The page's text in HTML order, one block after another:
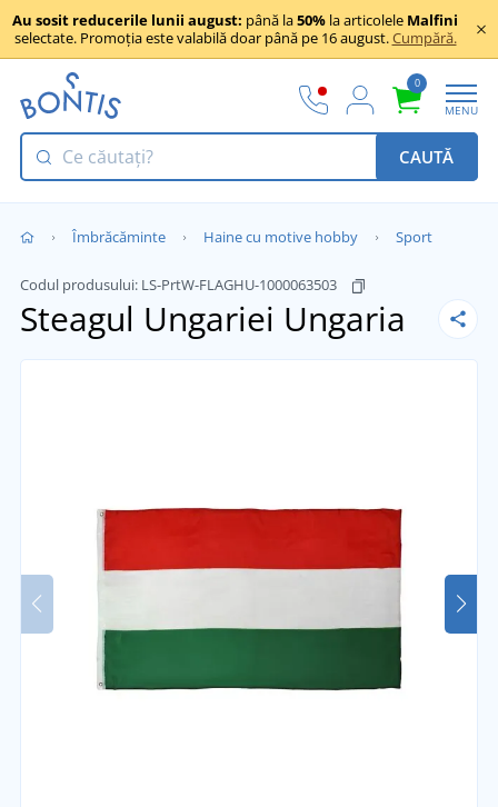
Au sosit reducerile lunii august: până la50% la articolele Malfini
selectate. Promoția este valabilă doar până pe 16 august.Cumpără.
0
MENU
CAUTĂ
Îmbrăcăminte Haine cu motive hobby Sport
Codul produsului: LS-PrtW-FLAGHU-1000063503
Steagul Ungariei Ungaria